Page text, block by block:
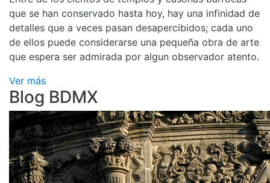
que se han conservado hasta hoy, hay una infinidad de
detalles que a veces pasan desapercibidos; cada uno
de ellos puede considerarse una pequeña obra de arte
que espera ser admirada por algun observador atento.
Ver más
Blog BDMX